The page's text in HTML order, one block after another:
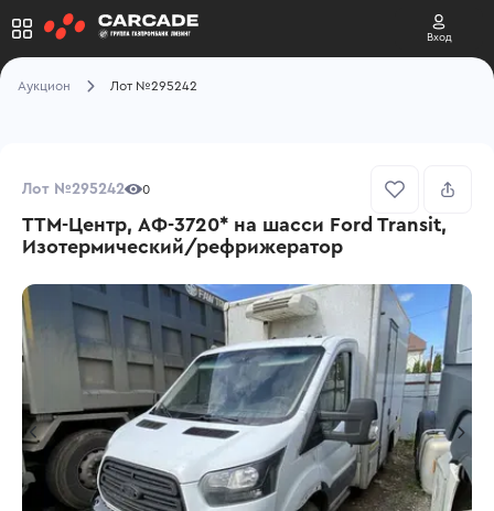
Вход
Аукцион Лот №295242
Лот №295242 0
ТТМ-Центр, АФ-3720* на шасси Ford Transit,
Изотермический/рефрижератор